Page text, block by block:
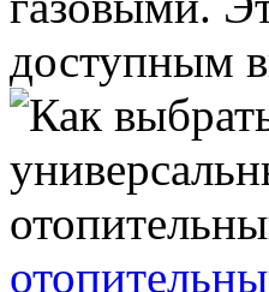
доступным